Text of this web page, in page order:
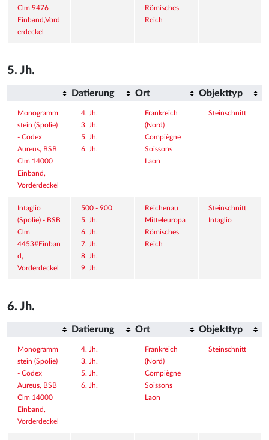
Clm 9476
Einband,Vord
erdeckel
Römisches
Reich
5. Jh.
Datierung Ort Objekttyp
Monogramm
stein (Spolie)
- Codex
Aureus, BSB
Clm 14000
Einband,
Vorderdeckel
4. Jh.
3. Jh.
5. Jh.
6. Jh.
Frankreich
(Nord)
Compiègne
Soissons
Laon
Steinschnitt
Intaglio
(Spolie) - BSB
Clm
4453#Einban
d,
Vorderdeckel
500 - 900
5. Jh.
6. Jh.
7. Jh.
8. Jh.
9. Jh.
Reichenau
Mitteleuropa
Römisches
Reich
Steinschnitt
Intaglio
6. Jh.
Datierung Ort Objekttyp
Monogramm
stein (Spolie)
- Codex
Aureus, BSB
Clm 14000
Einband,
Vorderdeckel
4. Jh.
3. Jh.
5. Jh.
6. Jh.
Frankreich
(Nord)
Compiègne
Soissons
Laon
Steinschnitt